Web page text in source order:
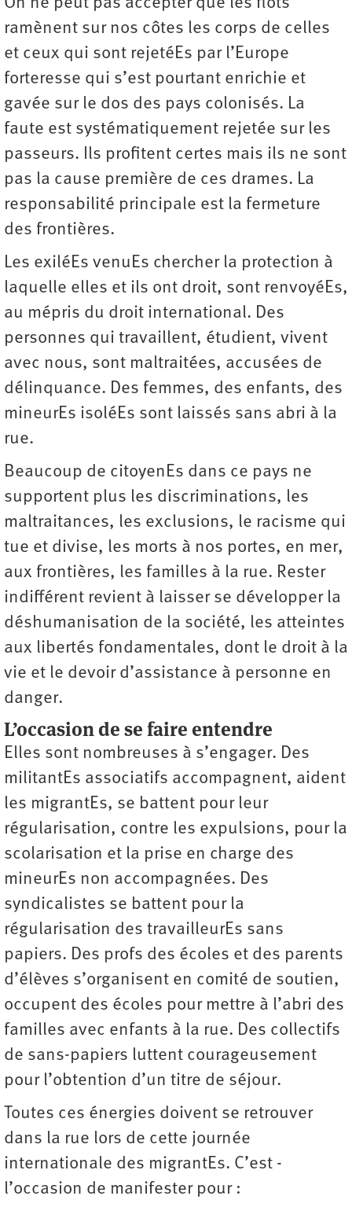
ramènent sur nos côtes les corps de celles
et ceux qui sont rejetéEs par l’Europe
forteresse qui s’est pourtant enrichie et
gavée sur le dos des pays colonisés. La
faute est systématiquement rejetée sur les
passeurs. Ils profitent certes mais ils ne sont
pas la cause première de ces drames. La
responsabilité principale est la fermeture
des frontières.
Les exiléEs venuEs chercher la protection à
laquelle elles et ils ont droit, sont renvoyéEs,
au mépris du droit international. Des
personnes qui travaillent, étudient, vivent
avec nous, sont maltraitées, accusées de
délinquance. Des femmes, des enfants, des
mineurEs isoléEs sont laissés sans abri à la
rue.
Beaucoup de citoyenEs dans ce pays ne
supportent plus les discriminations, les
maltraitances, les exclusions, le racisme qui
tue et divise, les morts à nos portes, en mer,
aux frontières, les familles à la rue. Rester
indifférent revient à laisser se développer la
déshumanisation de la société, les atteintes
aux libertés fondamentales, dont le droit à la
vie et le devoir d’assistance à personne en
danger.
L’occasion de se faire entendre
Elles sont nombreuses à s’engager. Des
militantEs associatifs accompagnent, aident
les migrantEs, se battent pour leur
régularisation, contre les expulsions, pour la
scolarisation et la prise en charge des
mineurEs non accompagnées. Des
syndicalistes se battent pour la
régularisation des travailleurEs sans
papiers. Des profs des écoles et des parents
d’élèves s’organisent en comité de soutien,
occupent des écoles pour mettre à l’abri des
familles avec enfants à la rue. Des collectifs
de sans-­papiers luttent courageusement
pour l’obtention d’un titre de séjour.
Toutes ces énergies doivent se retrouver
dans la rue lors de cette journée
internationale des migrantEs. C’est ­
l’occasion de manifester pour :